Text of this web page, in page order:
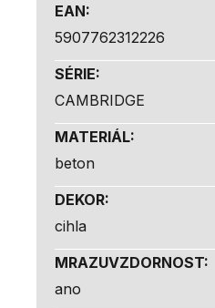
EAN:
5907762312226
SÉRIE:
CAMBRIDGE
MATERIÁL:
beton
DEKOR:
cihla
MRAZUVZDORNOST:
ano